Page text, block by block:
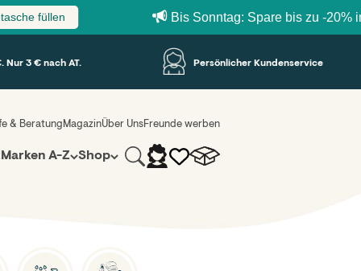
Bis Sonntag: Spare bis zu -20% im
Nur 3 € nach AT. Persönlicher Kundenservice
& Beratung MagazinÜber UnsFreunde werben
Marken A-Z Shop
SucheAnmeldenWarenkorb